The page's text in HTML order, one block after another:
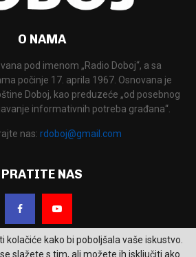
O NAMA
pod imenom „Radio Doboj“, a sa
počinje 17. aprila 1967. Osnovana je
Doboj, kao preduzeće „od posebnog
informativnih potreba građana“.
nas: rdoboj@gmail.com
PRATITE NAS
kolačiće kako bi poboljšala vaše iskustvo.
slažete s tim, ali možete ih isključiti ako